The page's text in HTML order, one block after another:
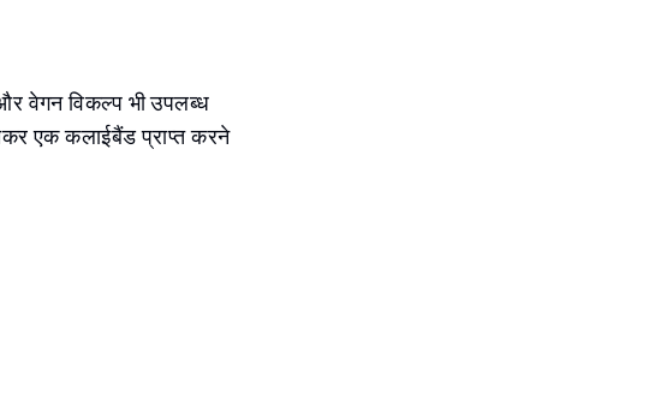
वेगन विकल्प भी उपलब्ध
एक कलाईबैंड प्राप्त करने